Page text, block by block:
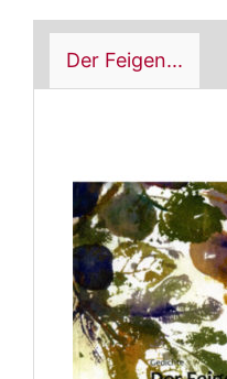
Der Feigen...